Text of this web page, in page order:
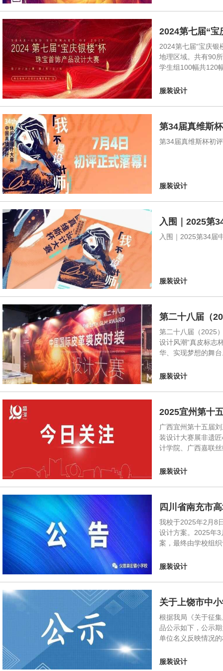
2024第七届“宝
2024第七届“宝庆
地理区域。共有90
学生组100幅共120
服装设计
第34届真维斯
第34届真维斯杯初
服装设计
入围｜2025第
入围｜2025第34届
服装设计
第二十八届（
第二十八届（2025
设计风潮“真皮标志
华、实现梦想的舞
服装设计
2025宜州第十
广西宜州第十五届
装设计大赛展非遗
计学院、广西嘉联
服装设计
四川省南充市
我校于2025年2月8
设计方案。2025年
案，最终由学校组
服装设计
关于上饶市中
根据我局《关于征
品公示如下，公示
单位名义反映情况
服装设计